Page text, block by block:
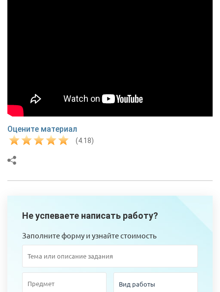
Оцените материал
(4.18)
Не успеваете написать работу?
Заполните форму и узнайте стоимость